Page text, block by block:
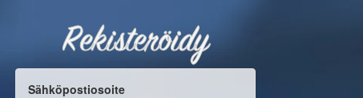
Rekisteröidy
Sähköpostiosoite